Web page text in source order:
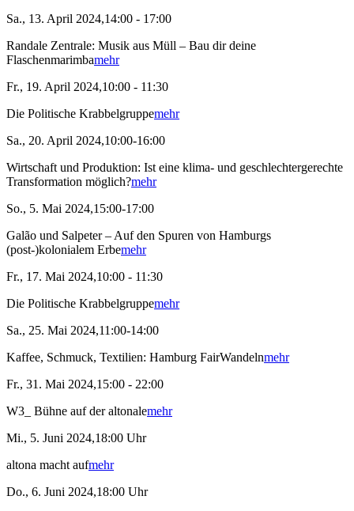
Sa., 13. April 2024,14:00 - 17:00
Randale Zentrale: Musik aus Müll – Bau dir deine
Flaschenmarimbamehr
Fr., 19. April 2024,10:00 - 11:30
Die Politische Krabbelgruppemehr
Sa., 20. April 2024,10:00-16:00
Wirtschaft und Produktion: Ist eine klima- und geschlechtergerechte
Transformation möglich?mehr
So., 5. Mai 2024,15:00-17:00
Galão und Salpeter – Auf den Spuren von Hamburgs
(post-)kolonialem Erbemehr
Fr., 17. Mai 2024,10:00 - 11:30
Die Politische Krabbelgruppemehr
Sa., 25. Mai 2024,11:00-14:00
Kaffee, Schmuck, Textilien: Hamburg FairWandelnmehr
Fr., 31. Mai 2024,15:00 - 22:00
W3_ Bühne auf der altonalemehr
Mi., 5. Juni 2024,18:00 Uhr
altona macht aufmehr
Do., 6. Juni 2024,18:00 Uhr